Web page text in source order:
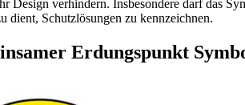
Design verhindern. Insbesondere darf das
dient, Schutzlösungen zu kennzeichnen.
Erdungspunkt